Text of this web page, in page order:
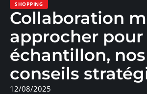
SHOPPING
Collaboration
approcher pour
échantillon, nos
conseils
12/08/2025